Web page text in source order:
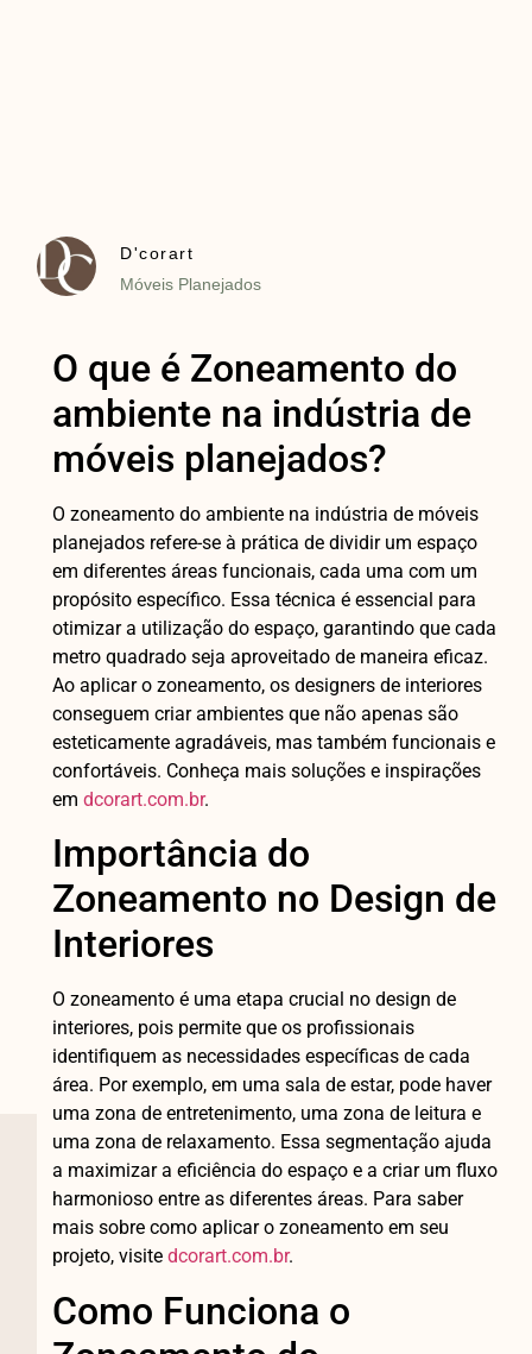
D'corart
Móveis Planejados
O que é Zoneamento do
ambiente na indústria de
móveis planejados?
O zoneamento do ambiente na indústria de móveis
planejados refere-se à prática de dividir um espaço
em diferentes áreas funcionais, cada uma com um
propósito específico. Essa técnica é essencial para
otimizar a utilização do espaço, garantindo que cada
metro quadrado seja aproveitado de maneira eficaz.
Ao aplicar o zoneamento, os designers de interiores
conseguem criar ambientes que não apenas são
esteticamente agradáveis, mas também funcionais e
confortáveis. Conheça mais soluções e inspirações
em dcorart.com.br.
Importância do
Zoneamento no Design de
Interiores
O zoneamento é uma etapa crucial no design de
interiores, pois permite que os profissionais
identifiquem as necessidades específicas de cada
área. Por exemplo, em uma sala de estar, pode haver
uma zona de entretenimento, uma zona de leitura e
uma zona de relaxamento. Essa segmentação ajuda
a maximizar a eficiência do espaço e a criar um fluxo
harmonioso entre as diferentes áreas. Para saber
mais sobre como aplicar o zoneamento em seu
projeto, visite dcorart.com.br.
Como Funciona o